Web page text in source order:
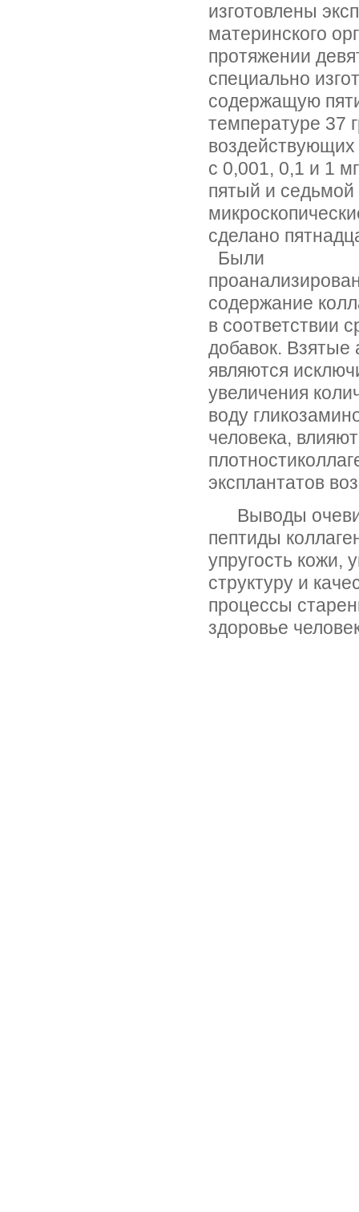
изготовлены
материнского
протяжении
специально
содержащую
температуре 37
воздействующих
с 0,001, 0,1 и 1
пятый и
сделано
Были
содержание
в соответствии
добавок. Взятые
являются
увеличения
воду
человека,
эксплантатов
Выводы
пептиды
упругость
структуру и
процессы
здоровье